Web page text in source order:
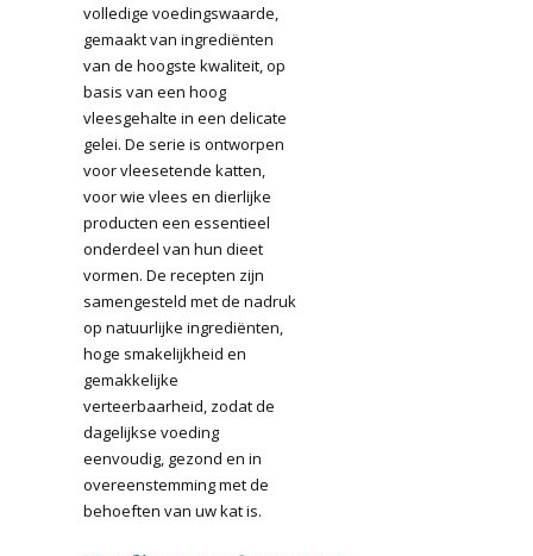
volledige voedingswaarde,
gemaakt van ingrediënten
van de hoogste kwaliteit, op
basis van een hoog
vleesgehalte in een delicate
gelei. De serie is ontworpen
voor vleesetende katten,
voor wie vlees en dierlijke
producten een essentieel
onderdeel van hun dieet
vormen. De recepten zijn
samengesteld met de nadruk
op natuurlijke ingrediënten,
hoge smakelijkheid en
gemakkelijke
verteerbaarheid, zodat de
dagelijkse voeding
eenvoudig, gezond en in
overeenstemming met de
behoeften van uw kat is.